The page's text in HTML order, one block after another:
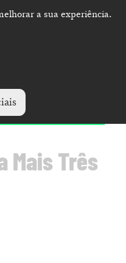
a sua experiência.
Mais Três